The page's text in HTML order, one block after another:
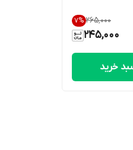
۲۶۵٬۰۰۰ 7%
245,000
خرید